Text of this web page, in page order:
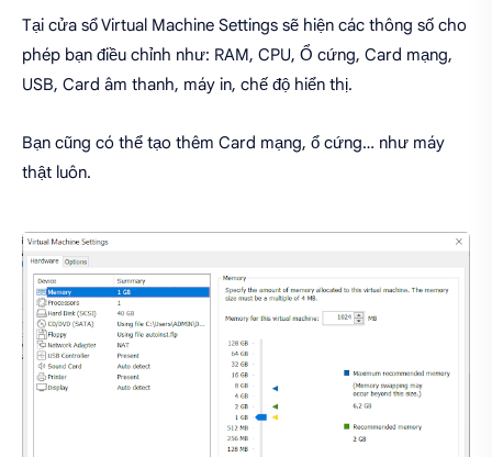
Tại cửa sổ Virtual Machine Settings sẽ hiện các thông số cho
phép bạn điều chỉnh như: RAM, CPU, Ổ cứng, Card mạng,
USB, Card âm thanh, máy in, chế độ hiển thị.
Bạn cũng có thể tạo thêm Card mạng, ổ cứng… như máy
thật luôn.